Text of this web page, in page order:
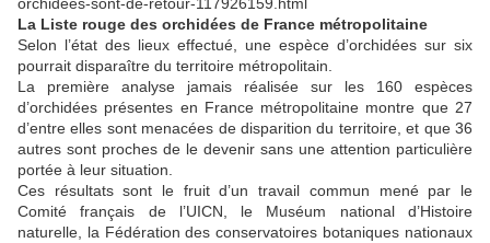
La Liste rouge des orchidées de France métropolitaine
Selon l’état des lieux effectué, une espèce d’orchidées sur six
pourrait disparaître du territoire métropolitain.
La première analyse jamais réalisée sur les 160 espèces
d’orchidées présentes en France métropolitaine montre que 27
d’entre elles sont menacées de disparition du territoire, et que 36
autres sont proches de le devenir sans une attention particulière
portée à leur situation.
Ces résultats sont le fruit d’un travail commun mené par le
Comité français de l’UICN, le Muséum national d’Histoire
naturelle, la Fédération des conservatoires botaniques nationaux